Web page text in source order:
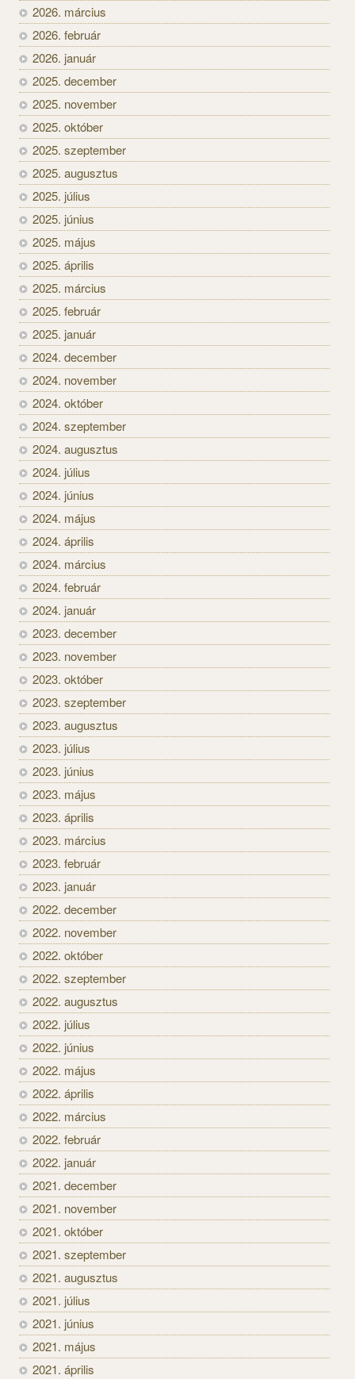
2026. március
2026. február
2026. január
2025. december
2025. november
2025. október
2025. szeptember
2025. augusztus
2025. július
2025. június
2025. május
2025. április
2025. március
2025. február
2025. január
2024. december
2024. november
2024. október
2024. szeptember
2024. augusztus
2024. július
2024. június
2024. május
2024. április
2024. március
2024. február
2024. január
2023. december
2023. november
2023. október
2023. szeptember
2023. augusztus
2023. július
2023. június
2023. május
2023. április
2023. március
2023. február
2023. január
2022. december
2022. november
2022. október
2022. szeptember
2022. augusztus
2022. július
2022. június
2022. május
2022. április
2022. március
2022. február
2022. január
2021. december
2021. november
2021. október
2021. szeptember
2021. augusztus
2021. július
2021. június
2021. május
2021. április